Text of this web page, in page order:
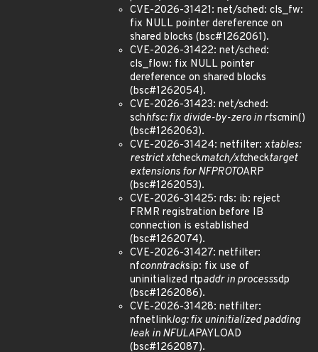
CVE-2026-31421: net/sched: cls_fw:
fix NULL pointer dereference on
shared blocks (bsc#1262061).
CVE-2026-31422: net/sched:
cls_flow: fix NULL pointer
dereference on shared blocks
(bsc#1262054).
CVE-2026-31423: net/sched:
schhfsc: fix divide-by-zero in rtscmin()
(bsc#1262063).
CVE-2026-31424: netfilter: xtables:
restrict xtcheckmatch/xtchecktarget
extensions for NFPROTOARP
(bsc#1262053).
CVE-2026-31425: rds: ib: reject
FRMR registration before IB
connection is established
(bsc#1262074).
CVE-2026-31427: netfilter:
nfconntracksip: fix use of
uninitialized rtpaddr in processsdp
(bsc#1262086).
CVE-2026-31428: netfilter:
nfnetlinklog: fix uninitialized padding
leak in NFULAPAYLOAD
(bsc#1262087).